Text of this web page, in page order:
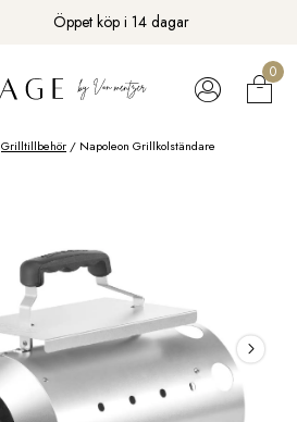
Öppet köp i 14 dagar
0
Grilltillbehör / Napoleon Grillkolständare